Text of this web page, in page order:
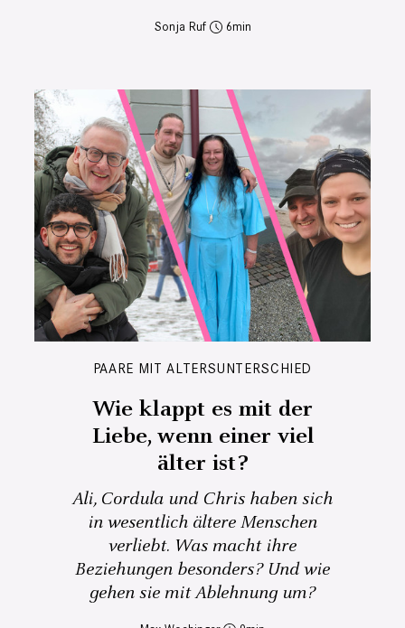
Sonja Ruf 6
PAARE MIT ALTERSUNTERSCHIED
Wie klappt es mit der
Liebe, wenn einer viel
älter ist?
Ali, Cordula und Chris haben sich
in wesentlich ältere Menschen
verliebt. Was macht ihre
Beziehungen besonders? Und wie
gehen sie mit Ablehnung um?